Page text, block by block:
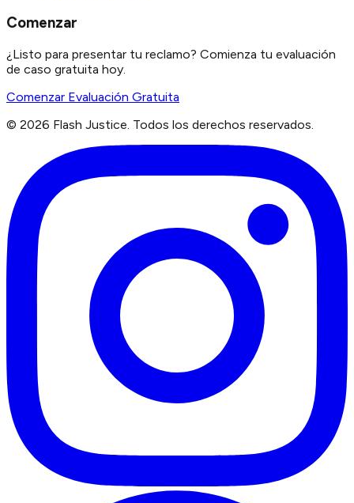
Comenzar
¿Listo para presentar tu reclamo? Comienza tu evaluación
de caso gratuita hoy.
Comenzar Evaluación Gratuita
© 2026 Flash Justice. Todos los derechos reservados.